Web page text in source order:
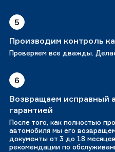
5
Производим контроль
Проверяем все дважды.
6
Возвращаем исправный
гарантией
После того, как полностью
автомобиля мы его
документы от 3 до 18
рекомендации по